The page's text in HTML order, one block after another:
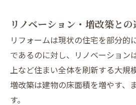
リノベーション・増改築との
リフォームは現状の住宅を部分的
であるのに対し、リノベーション
上など住まい全体を刷新する大規
増改築は建物の床面積を増やす、
す。